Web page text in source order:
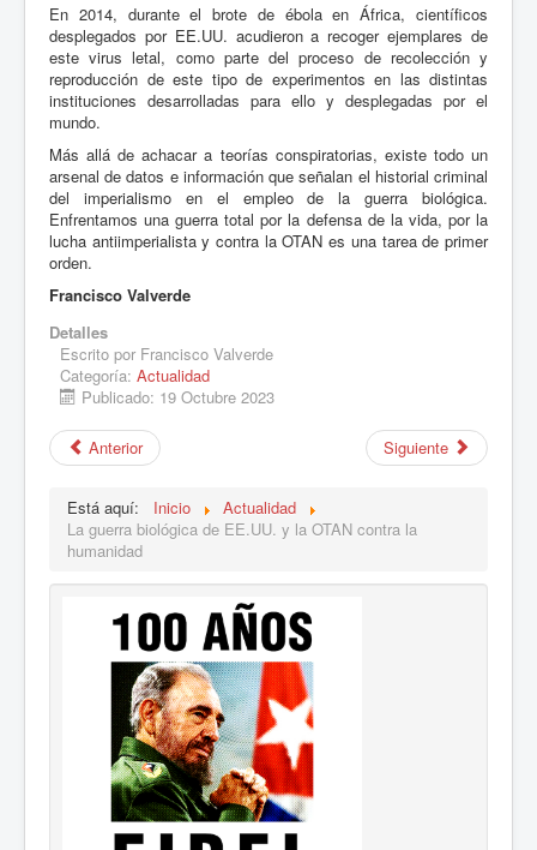
En 2014, durante el brote de ébola en África, científicos
desplegados por EE.UU. acudieron a recoger ejemplares de
este virus letal, como parte del proceso de recolección y
reproducción de este tipo de experimentos en las distintas
instituciones desarrolladas para ello y desplegadas por el
mundo.
Más allá de achacar a teorías conspiratorias, existe todo un
arsenal de datos e información que señalan el historial criminal
del imperialismo en el empleo de la guerra biológica.
Enfrentamos una guerra total por la defensa de la vida, por la
lucha antiimperialista y contra la OTAN es una tarea de primer
orden.
Francisco Valverde
Detalles
Escrito por Francisco Valverde
Categoría: Actualidad
Publicado: 19 Octubre 2023
Anterior Siguiente
Está aquí: Inicio
Actualidad
La guerra biológica de EE.UU. y la OTAN contra la
humanidad